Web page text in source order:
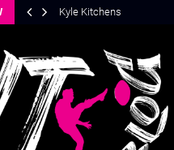
Kyle Kitchens